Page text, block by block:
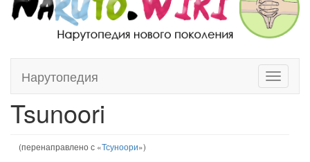
Toggle
Нарутопедия
Перейти к:навигация,поиск
Tsunoori
(перенаправлено с «Тсуноори»)